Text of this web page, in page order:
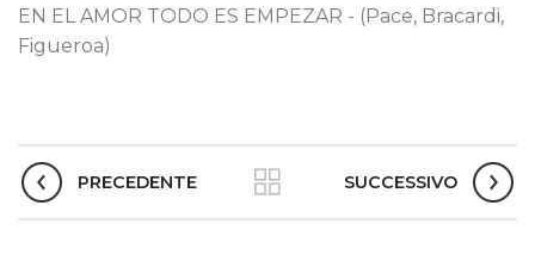
EN EL AMOR TODO ES EMPEZAR - (Pace, Bracardi,
Figueroa)
PRECEDENTE SUCCESSIVO